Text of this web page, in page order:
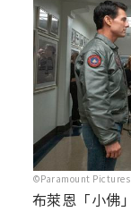
©Paramount Pictures
布萊恩「小佛